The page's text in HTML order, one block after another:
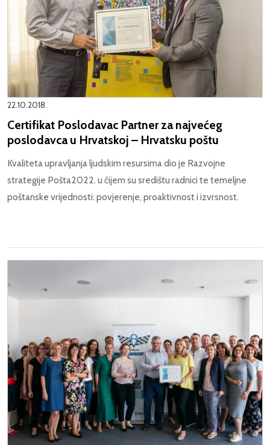
22.10.2018.
Certifikat Poslodavac Partner za najvećeg
poslodavca u Hrvatskoj – Hrvatsku poštu
Kvaliteta upravljanja ljudskim resursima dio je Razvojne
strategije Pošta2022. u čijem su središtu radnici te temeljne
poštanske vrijednosti: povjerenje, proaktivnost i izvrsnost.